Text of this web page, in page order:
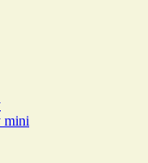
mini